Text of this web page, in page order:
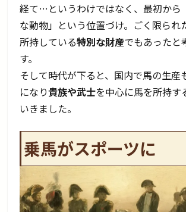
経て…というわけではなく、最初から
な動物」という位置づけ。ごく限られ
所持している特別な財産でもあったと
す。
そして時代が下ると、国内で馬の生産
になり貴族や武士を中心に馬を所持す
いきました。
乗馬がスポーツに